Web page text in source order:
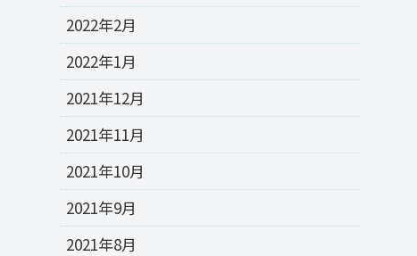
2022年2月
2022年1月
2021年12月
2021年11月
2021年10月
2021年9月
2021年8月